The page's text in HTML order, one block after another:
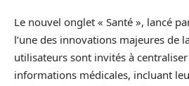
Le nouvel onglet « Santé », lancé
l’une des innovations majeures de
utilisateurs sont invités à
informations médicales, incluant